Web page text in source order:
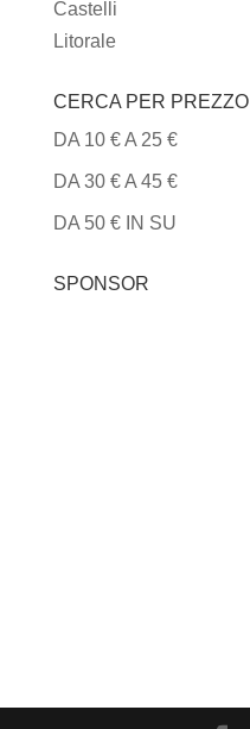
Castelli
Litorale
CERCA PER PREZZO
DA 10 € A 25 €
DA 30 € A 45 €
DA 50 € IN SU
SPONSOR